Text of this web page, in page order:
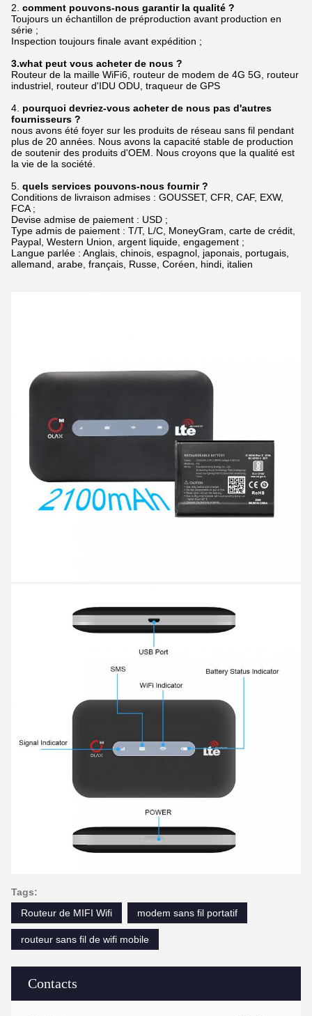
Contacts
2. comment pouvons-nous garantir la qualité ?
Toujours un échantillon de préproduction avant production en
série ;
Inspection toujours finale avant expédition ;
3.what peut vous acheter de nous ?
Routeur de la maille WiFi6, routeur de modem de 4G 5G, routeur
industriel, routeur d'IDU ODU, traqueur de GPS
4. pourquoi devriez-vous acheter de nous pas d'autres
fournisseurs ?
nous avons été foyer sur les produits de réseau sans fil pendant
plus de 20 années. Nous avons la capacité stable de production
de soutenir des produits d'OEM. Nous croyons que la qualité est
la vie de la société.
5. quels services pouvons-nous fournir ?
Conditions de livraison admises : GOUSSET, CFR, CAF, EXW,
FCA ;
Devise admise de paiement : USD ;
Type admis de paiement : T/T, L/C, MoneyGram, carte de crédit,
Paypal, Western Union, argent liquide, engagement ;
Langue parlée : Anglais, chinois, espagnol, japonais, portugais,
allemand, arabe, français, Russe, Coréen, hindi, italien
Tags:
Routeur de MIFI Wifi
modem sans fil portatif
routeur sans fil de wifi mobile